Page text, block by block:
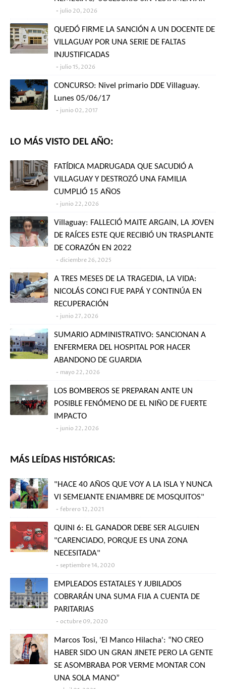
julio 20, 2026
QUEDÓ FIRME LA SANCIÓN A UN DOCENTE DE
VILLAGUAY POR UNA SERIE DE FALTAS
INJUSTIFICADAS
julio 15, 2026
CONCURSO: Nivel primario DDE Villaguay.
Lunes 05/06/17
junio 02, 2017
LO MÁS VISTO DEL AÑO:
FATÍDICA MADRUGADA QUE SACUDIÓ A
VILLAGUAY Y DESTROZÓ UNA FAMILIA
CUMPLIÓ 15 AÑOS
junio 22, 2026
Villaguay: FALLECIÓ MAITE ARGAIN, LA JOVEN
DE RAÍCES ESTE QUE RECIBIÓ UN TRASPLANTE
DE CORAZÓN EN 2022
diciembre 26, 2025
A TRES MESES DE LA TRAGEDIA, LA VIDA:
NICOLÁS CONCI FUE PAPÁ Y CONTINÚA EN
RECUPERACIÓN
junio 27, 2026
SUMARIO ADMINISTRATIVO: SANCIONAN A
ENFERMERA DEL HOSPITAL POR HACER
ABANDONO DE GUARDIA
mayo 22, 2026
LOS BOMBEROS SE PREPARAN ANTE UN
POSIBLE FENÓMENO DE EL NIÑO DE FUERTE
IMPACTO
junio 22, 2026
MÁS LEÍDAS HISTÓRICAS:
"HACE 40 AÑOS QUE VOY A LA ISLA Y NUNCA
VI SEMEJANTE ENJAMBRE DE MOSQUITOS"
febrero 12, 2021
QUINI 6: EL GANADOR DEBE SER ALGUIEN
"CARENCIADO, PORQUE ES UNA ZONA
NECESITADA"
septiembre 14, 2020
EMPLEADOS ESTATALES Y JUBILADOS
COBRARÁN UNA SUMA FIJA A CUENTA DE
PARITARIAS
octubre 09, 2020
Marcos Tosi, 'El Manco Hilacha': “NO CREO
HABER SIDO UN GRAN JINETE PERO LA GENTE
SE ASOMBRABA POR VERME MONTAR CON
UNA SOLA MANO”